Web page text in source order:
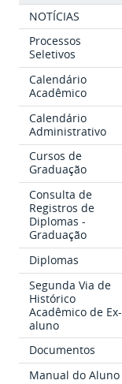
NOTÍCIAS
Processos
Seletivos
Calendário
Acadêmico
Calendário
Administrativo
Cursos de
Graduação
Consulta de
Registros de
Diplomas -
Graduação
Diplomas
Segunda Via de
Histórico
Acadêmico de Ex-
aluno
Documentos
Manual do Aluno